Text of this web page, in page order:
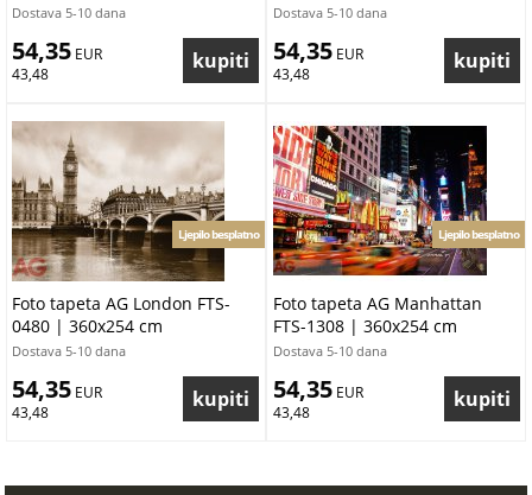
Dostava 5-10 dana
54,35 EUR
43,48
Dostava 5-10 dana
54,35 EUR
43,48
Foto tapeta AG London FTS-
0480 | 360x254 cm
Ljepilo besplatno
Dostava 5-10 dana
54,35 EUR
43,48
Foto tapeta AG Manhattan
FTS-1308 | 360x254 cm
Ljepilo besplatno
Dostava 5-10 dana
54,35 EUR
43,48